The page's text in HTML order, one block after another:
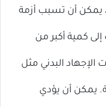
يمكن أن تسبب أزمة
كمية أكبر من
الإجهاد البدني مثل
يمكن أن يؤدي